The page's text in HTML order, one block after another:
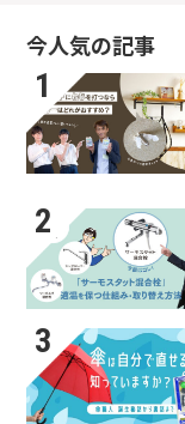
今人気の記事